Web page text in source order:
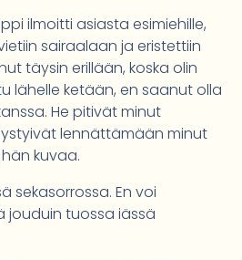
ilmoitti asiasta esimiehille,
sairaalaan ja eristettiin
täysin erillään, koska olin
lähelle ketään, en saanut olla
He pitivät minut
lennättämään minut
kuvaa.
sekasorrossa. En voi
jouduin tuossa iässä